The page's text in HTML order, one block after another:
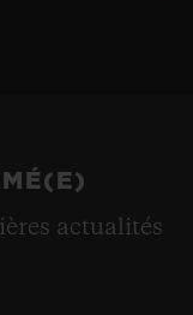
actualités